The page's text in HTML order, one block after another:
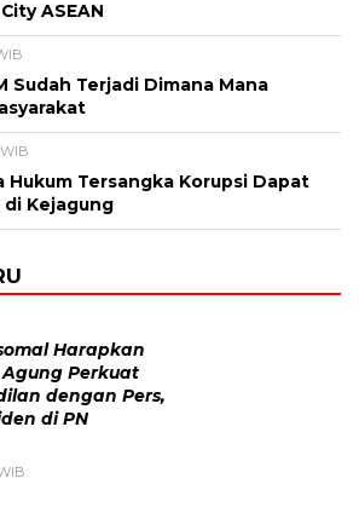
ASEAN
Sudah Terjadi Dimana Mana
Hukum Tersangka Korupsi Dapat
di Kejagung
Harapkan
Perkuat
dengan Pers,
di PN